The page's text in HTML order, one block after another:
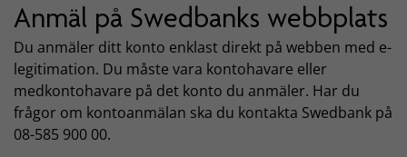
Anmäl på Swedbanks webbplats
Du anmäler ditt konto enklast direkt på webben med e-
legitimation. Du måste vara kontohavare eller
medkontohavare på det konto du anmäler. Har du
frågor om kontoanmälan ska du kontakta Swedbank på
08-585 900 00.